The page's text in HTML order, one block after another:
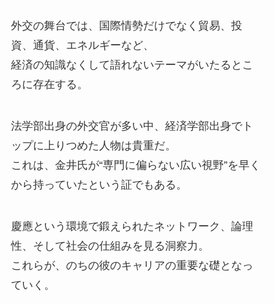
外交の舞台では、国際情勢だけでなく貿易、投
資、通貨、エネルギーなど、
経済の知識なくして語れないテーマがいたるとこ
ろに存在する。
法学部出身の外交官が多い中、経済学部出身でト
ップに上りつめた人物は貴重だ。
これは、金井氏が“専門に偏らない広い視野”を早く
から持っていたという証でもある。
慶應という環境で鍛えられたネットワーク、論理
性、そして社会の仕組みを見る洞察力。
これらが、のちの彼のキャリアの重要な礎となっ
ていく。